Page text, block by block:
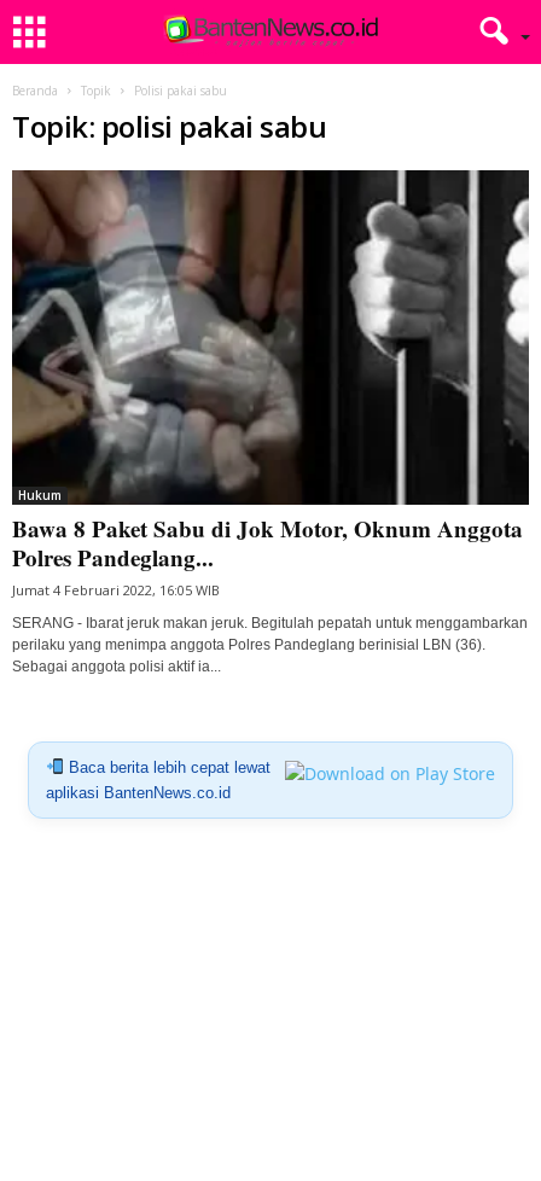
Beranda Topik Polisi pakai sabu
Topik: polisi pakai sabu
Hukum
Bawa 8 Paket Sabu di Jok Motor, Oknum Anggota
Polres Pandeglang...
Jumat 4 Februari 2022, 16:05 WIB
SERANG - Ibarat jeruk makan jeruk. Begitulah pepatah untuk menggambarkan
perilaku yang menimpa anggota Polres Pandeglang berinisial LBN (36).
Sebagai anggota polisi aktif ia...
Baca berita lebih cepat lewat
aplikasi BantenNews.co.id